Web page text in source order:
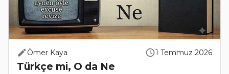
Ömer Kaya 1 Temmuz 2026
Türkçe mi, O da Ne